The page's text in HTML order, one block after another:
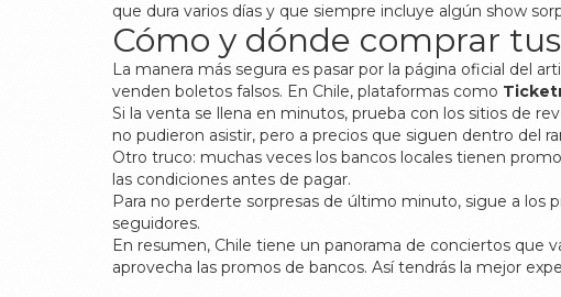
que dura varios días y que siempre incluye algún show
Cómo y dónde comprar
La manera más segura es pasar por la página oficial del
venden boletos falsos. En Chile, plataformas como
Si la venta se llena en minutos, prueba con los sitios de
no pudieron asistir, pero a precios que siguen dentro del
Otro truco: muchas veces los bancos locales tienen
las condiciones antes de pagar.
Para no perderte sorpresas de último minuto, sigue a
seguidores.
En resumen, Chile tiene un panorama de conciertos que
aprovecha las promos de bancos. Así tendrás la mejor